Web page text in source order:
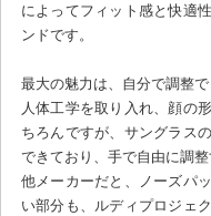
によってフィット感と快適
ンドです。
最大の魅力は、自分で調整
人体工学を取り入れ、顔の
ちろんですが、サングラス
できており、手で自由に調整
他メーカーだと、ノーズパ
い部分も、ルディプロジェ